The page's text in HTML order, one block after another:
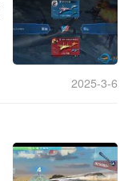
2025-3-6